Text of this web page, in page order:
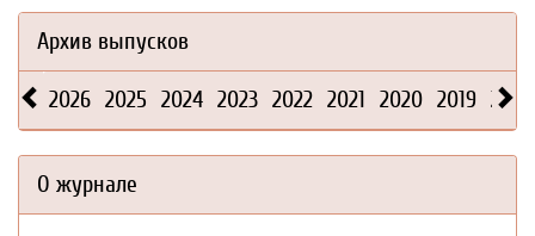
Архив выпусков
2026 2025 2024 2023 2022 2021 2020 2019 2018
О журнале